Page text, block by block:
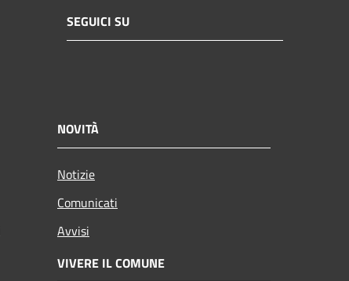
SEGUICI SU
NOVITÀ
Notizie
Comunicati
Avvisi
VIVERE IL COMUNE